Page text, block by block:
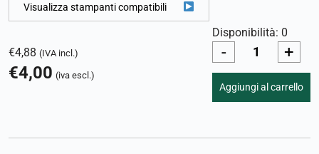
Visualizza stampanti compatibili
€4,88 (IVA incl.)
€4,00 (iva escl.)
Disponibilità: 0
- +
Aggiungi al carrello